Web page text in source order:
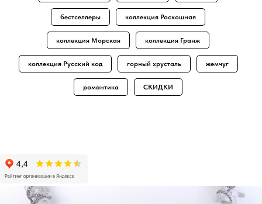
бестселлеры коллекция Роскошная
коллекция Морская коллекция Гранж
коллекция Русский код горный хрусталь жемчуг
романтика СКИДКИ